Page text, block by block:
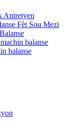
Antretyen
Fèt Sou Mezi
balanse
balanse